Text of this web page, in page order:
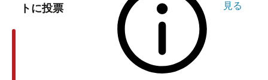
トに投票
見る